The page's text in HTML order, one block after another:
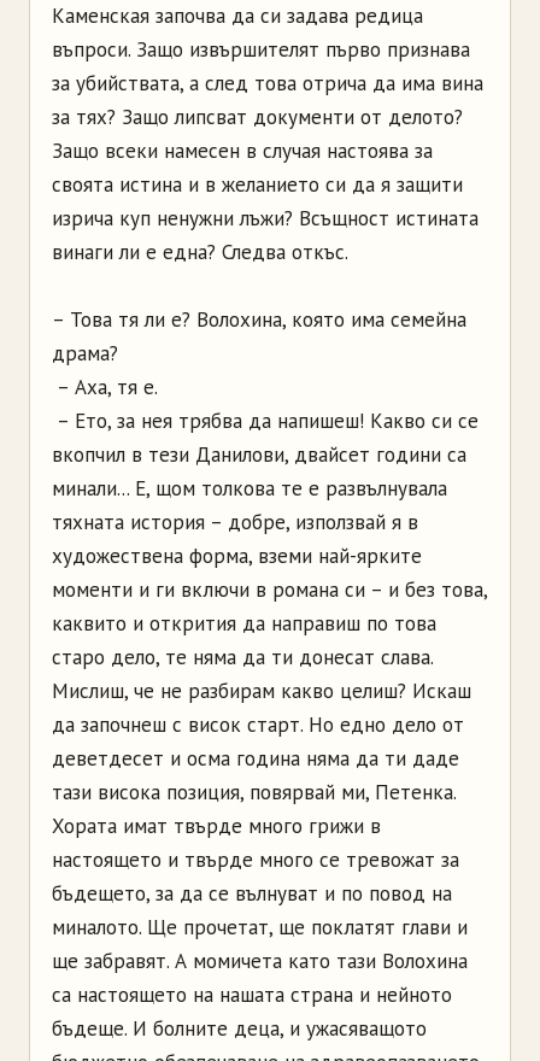
Каменская започва да си задава редица
въпроси. Защо извършителят първо признава
за убийствата, а след това отрича да има вина
за тях? Защо липсват документи от делото?
Защо всеки намесен в случая настоява за
своята истина и в желанието си да я защити
изрича куп ненужни лъжи? Всъщност истината
винаги ли е една? Следва откъс.
– Това тя ли е? Волохина, която има семейна
драма?
– Аха, тя е.
– Ето, за нея трябва да напишеш! Какво си се
вкопчил в тези Данилови, двайсет години са
минали... Е, щом толкова те е развълнувала
тяхната история – добре, използвай я в
художествена форма, вземи най-ярките
моменти и ги включи в романа си – и без това,
каквито и открития да направиш по това
старо дело, те няма да ти донесат слава.
Мислиш, че не разбирам какво целиш? Искаш
да започнеш с висок старт. Но едно дело от
деветдесет и осма година няма да ти даде
тази висока позиция, повярвай ми, Петенка.
Хората имат твърде много грижи в
настоящето и твърде много се тревожат за
бъдещето, за да се вълнуват и по повод на
миналото. Ще прочетат, ще поклатят глави и
ще забравят. А момичета като тази Волохина
са настоящето на нашата страна и нейното
бъдеще. И болните деца, и ужасяващото